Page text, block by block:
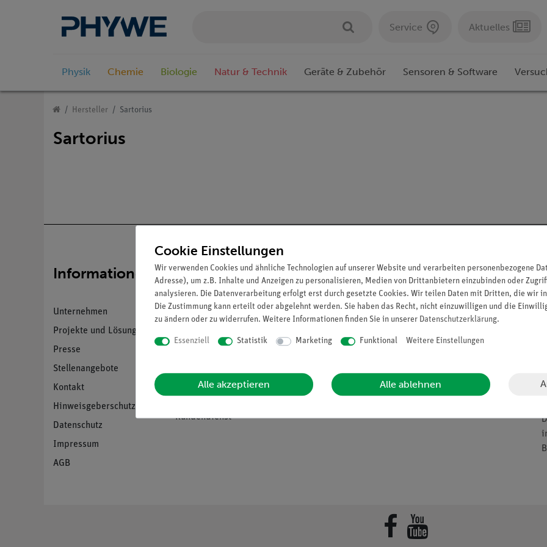
Service Aktuelles
Physik Chemie Biologie Natur & Technik Geräte & Zubehör Sensoren & Software
Hersteller Sartorius
Sartorius
Informationen
Unternehmen
Projekte und Lösungen
Presse
Stellenangebote
Kontakt
Hinweisgeberschutz
Datenschutz
Impressum
AGB
Service
Übersicht Service
Inbetriebnahme &
Schulungen
Kundendienst
Support
Bestellvorgang
Zahlungsarten
Downloads
Social Media
Blog
Cookie Einstellungen
Wir verwenden Cookies und ähnliche Technologien auf unserer Website und verarbeiten personenbezogene
Adresse), um z.B. Inhalte und Anzeigen zu personalisieren, Medien von Drittanbietern einzubinden oder
analysieren. Die Datenverarbeitung erfolgt erst durch gesetzte Cookies. Wir teilen Daten mit Dritten, die wir
Die Zustimmung kann erteilt oder abgelehnt werden. Sie haben das Recht, nicht einzuwilligen und die
zu ändern oder zu widerrufen. Weitere Informationen finden Sie in unserer Daten­schutz­erklärung.
Essenziell Statistik Marketing Funktional Weitere Einstellungen
Alle akzeptieren Alle ablehnen